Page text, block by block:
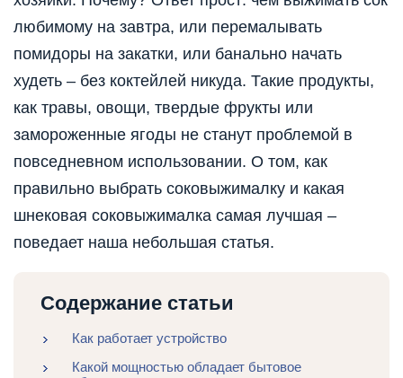
любимому на завтра, или перемалывать
помидоры на закатки, или банально начать
худеть – без коктейлей никуда. Такие продукты,
как травы, овощи, твердые фрукты или
замороженные ягоды не станут проблемой в
повседневном использовании. О том, как
правильно выбрать соковыжималку и какая
шнековая соковыжималка самая лучшая –
поведает наша небольшая статья.
Содержание статьи
Как работает устройство
Какой мощностью обладает бытовое